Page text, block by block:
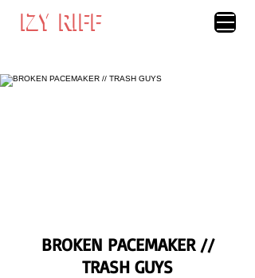
IZY RIFF
IZY RIFF
BROKEN PACEMAKER //
TRASH GUYS